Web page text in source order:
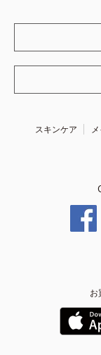
スキンケア
お